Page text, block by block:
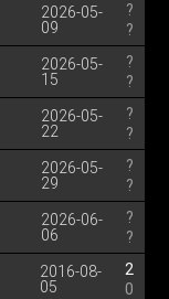
2026-05-
09
?
?
2026-05-
15
?
?
2026-05-
22
?
?
2026-05-
29
?
?
2026-06-
06
?
?
2016-08-
05
2
0